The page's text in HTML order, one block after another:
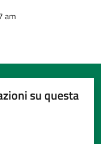
am
su questa